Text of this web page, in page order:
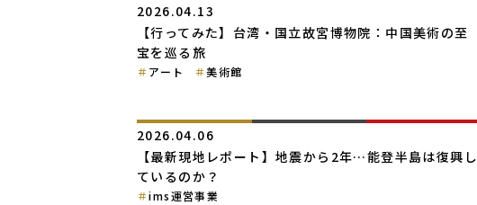
2026.04.13
【行ってみた】台湾・国立故宮博物院：中国美術の至
宝を巡る旅
アート 美術館
2026.04.06
【最新現地レポート】地震から2年…能登半島は復興し
ているのか？
ims運営事業